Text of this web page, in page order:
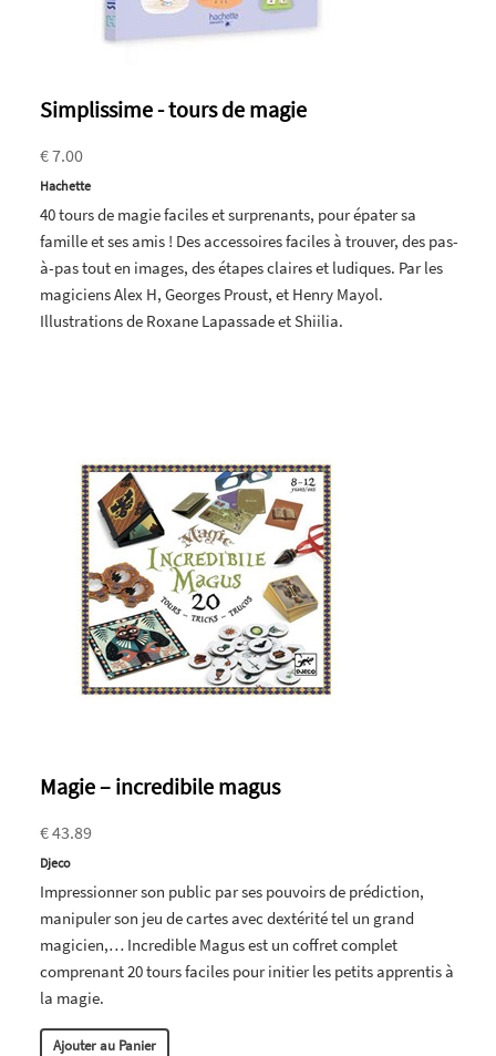
Simplissime - tours de magie
€ 7.00
Hachette
40 tours de magie faciles et surprenants, pour épater sa
famille et ses amis ! Des accessoires faciles à trouver, des pas-
à-pas tout en images, des étapes claires et ludiques. Par les
magiciens Alex H, Georges Proust, et Henry Mayol.
Illustrations de Roxane Lapassade et Shiilia.
Magie – incredibile magus
€ 43.89
Djeco
Impressionner son public par ses pouvoirs de prédiction,
manipuler son jeu de cartes avec dextérité tel un grand
magicien,… Incredible Magus est un coffret complet
comprenant 20 tours faciles pour initier les petits apprentis à
la magie.
Ajouter au Panier